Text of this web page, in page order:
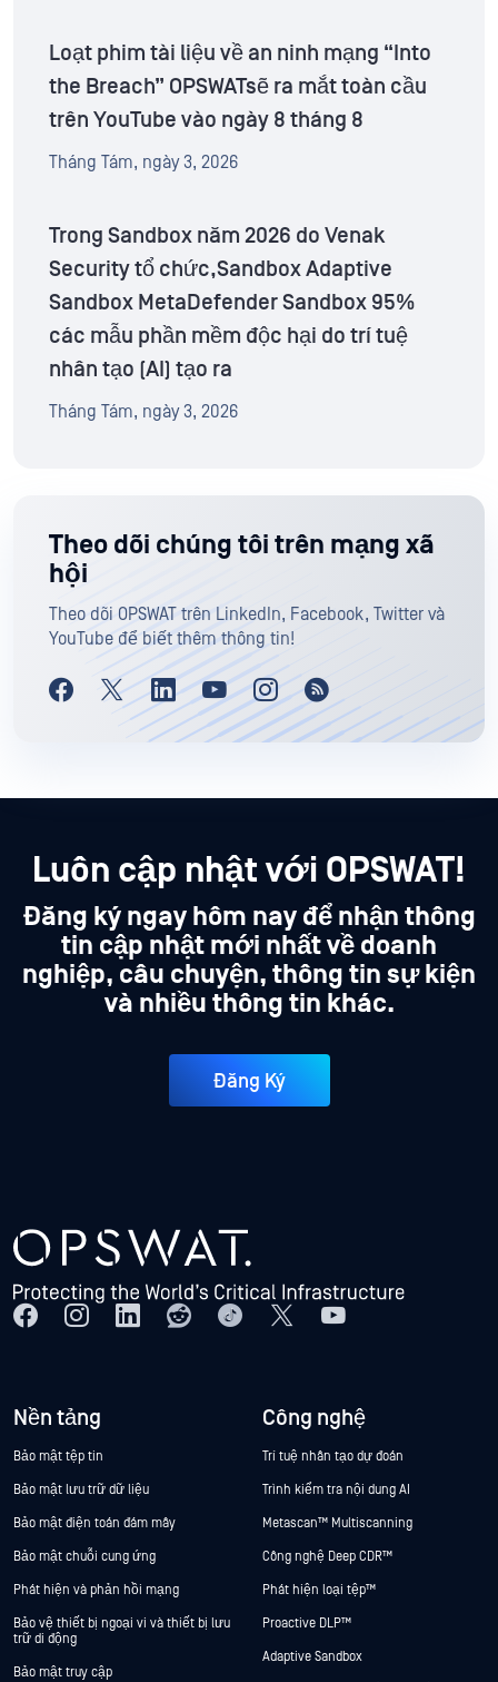
Loạt phim tài liệu về an ninh mạng “Into
the Breach” OPSWATsẽ ra mắt toàn cầu
trên YouTube vào ngày 8 tháng 8
Tháng Tám, ngày 3, 2026
Trong Sandbox năm 2026 do Venak
Security tổ chức,Sandbox Adaptive
Sandbox MetaDefender Sandbox 95%
các mẫu phần mềm độc hại do trí tuệ
nhân tạo (AI) tạo ra
Tháng Tám, ngày 3, 2026
Theo dõi chúng tôi trên mạng xã
hội
Theo dõi OPSWAT trên LinkedIn, Facebook, Twitter và
YouTube để biết thêm thông tin!
Luôn cập nhật với OPSWAT!
Đăng ký ngay hôm nay để nhận thông
tin cập nhật mới nhất về doanh
nghiệp, câu chuyện, thông tin sự kiện
và nhiều thông tin khác.
Đăng Ký
Nền tảng
Bảo mật tệp tin
Bảo mật lưu trữ dữ liệu
Bảo mật điện toán đám mây
Bảo mật chuỗi cung ứng
Phát hiện và phản hồi mạng
Bảo vệ thiết bị ngoại vi và thiết bị lưu
trữ di động
Bảo mật truy cập
Công nghệ
Trí tuệ nhân tạo dự đoán
Trình kiểm tra nội dung AI
Metascan™ Multiscanning
Công nghệ Deep CDR™
Phát hiện loại tệp™
Proactive DLP™
Adaptive Sandbox